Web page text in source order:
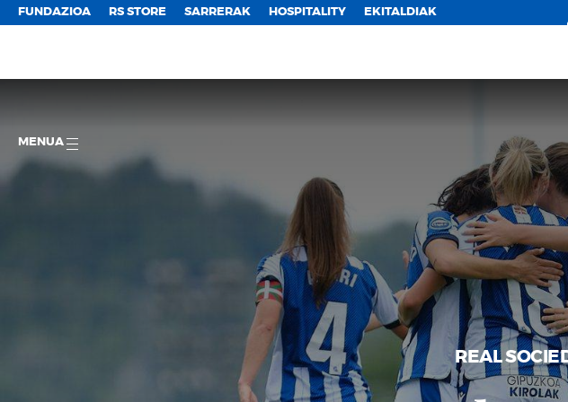
FUNDAZIOA RS STORE SARRERAK HOSPITALITY EKITALDIAK
MENUA
REAL